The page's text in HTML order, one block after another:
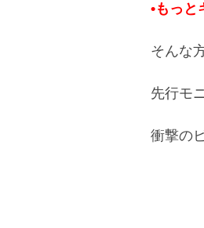
•もっと
そんな
先行モ
衝撃の